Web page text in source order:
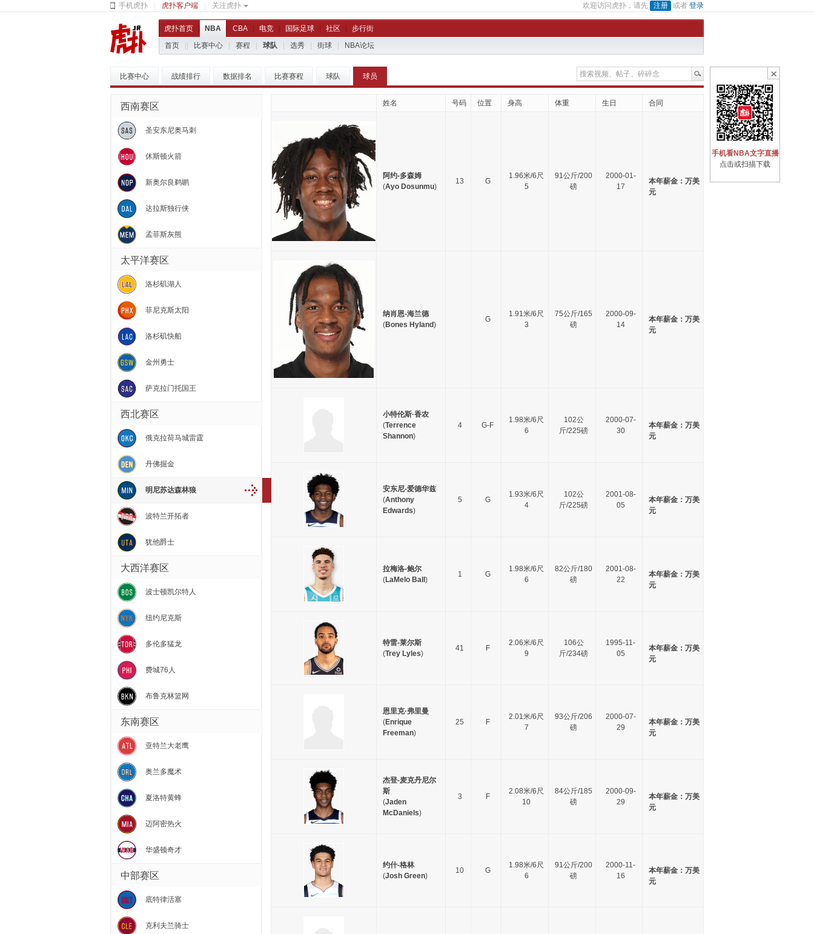
手机虎扑 虎扑客户端 关注虎扑 欢迎访问虎扑，请先 注册 或者 登录
虎扑首页 NBA CBA 电竞 国际足球 社区
步行街
首页
比赛中心 赛程 球队 选秀 街球 NBA论坛
比赛中心 战绩排行 数据排名 比赛赛程 球队 球员
西南赛区
圣安东尼奥马刺
休斯顿火箭
新奥尔良鹈鹕
达拉斯独行侠
孟菲斯灰熊
太平洋赛区
洛杉矶湖人
菲尼克斯太阳
洛杉矶快船
金州勇士
萨克拉门托国王
西北赛区
俄克拉荷马城雷霆
丹佛掘金
明尼苏达森林狼
波特兰开拓者
犹他爵士
大西洋赛区
波士顿凯尔特人
纽约尼克斯
多伦多猛龙
费城76人
布鲁克林篮网
东南赛区
亚特兰大老鹰
奥兰多魔术
夏洛特黄蜂
迈阿密热火
华盛顿奇才
中部赛区
底特律活塞
克利夫兰骑士
姓名 号码 位置 身高 体重 生日 合同
阿约-多森姆
(Ayo Dosunmu)
13 G
1.96米/6尺
5
91公斤/200
磅
2000-01-
17
本年薪金：万美
元
纳肖恩-海兰德
(Bones Hyland)
G
1.91米/6尺
3
75公斤/165
磅
2000-09-
14
本年薪金：万美
元
小特伦斯·香农
(Terrence
Shannon)
4 G-F
1.98米/6尺
6
102公
斤/225磅
2000-07-
30
本年薪金：万美
元
安东尼-爱德华兹
(Anthony
Edwards)
5 G
1.93米/6尺
4
102公
斤/225磅
2001-08-
05
本年薪金：万美
元
拉梅洛-鲍尔
(LaMelo Ball )
1 G
1.98米/6尺
6
82公斤/180
磅
2001-08-
22
本年薪金：万美
元
特雷-莱尔斯
(Trey Lyles)
41 F
2.06米/6尺
9
106公
斤/234磅
1995-11-
05
本年薪金：万美
元
恩里克·弗里曼
(Enrique
Freeman)
25 F
2.01米/6尺
7
93公斤/206
磅
2000-07-
29
本年薪金：万美
元
杰登-麦克丹尼尔
斯
(Jaden
McDaniels)
3 F
2.08米/6尺
10
84公斤/185
磅
2000-09-
29
本年薪金：万美
元
约什-格林
(Josh Green)
10 G
1.98米/6尺
6
91公斤/200
磅
2000-11-
16
本年薪金：万美
元
手机看NBA文字直播
点击或扫描下载